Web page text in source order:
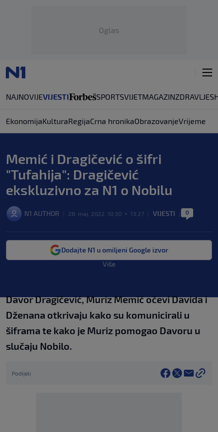
Oglas
NAJNOVIJEVIJESTI SPORTSVIJETMAGAZINZDRAVLJE
EkonomijaKulturaRegijaCrna hronikaObrazovanjeVrijeme
Memić i Dragičević o šifri
"Tufahija": Dragičević
ekskluzivno za N1 o Nobilu
N1 AUTHOR 28. maj. 2022. 10:30 > 13:27 VIJESTI 0
Dodajte N1 u omiljeni Google izvor
Više
Davor Dragičević, Muriz Memić očevi Davida i
Dženana otkrivaju kako su komunicirali u
šiframa te kako je Muriz pomogao Davoru u
slučaju Nobilo.
Podijeli